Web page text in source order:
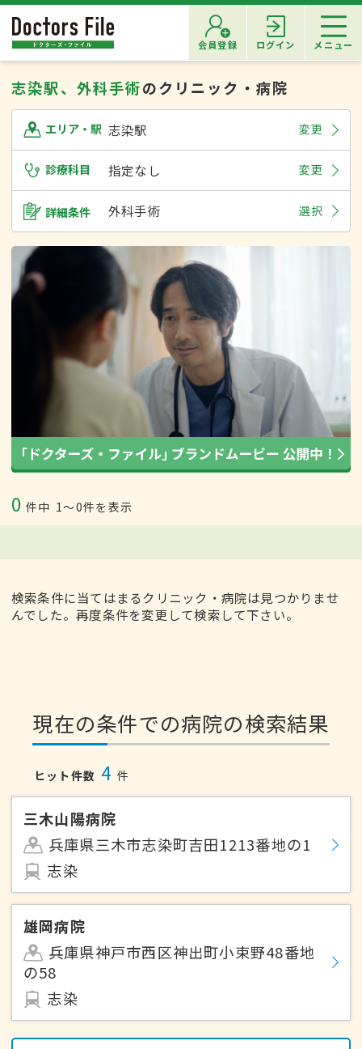
会員登録 ログイン メニュー
志染駅、外科手術のクリニック・病院
エリア・駅 志染駅 変更
診療科目 指定なし 変更
詳細条件 外科手術 選択
0 件中 1〜0件を表示
検索条件に当てはまるクリニック・病院は見つかりませ
んでした。再度条件を変更して検索して下さい。
現在の条件での病院の検索結果
ヒット件数 4 件
三木山陽病院
兵庫県三木市志染町吉田1213番地の1
志染
雄岡病院
兵庫県神戸市西区神出町小束野48番地
の58
志染